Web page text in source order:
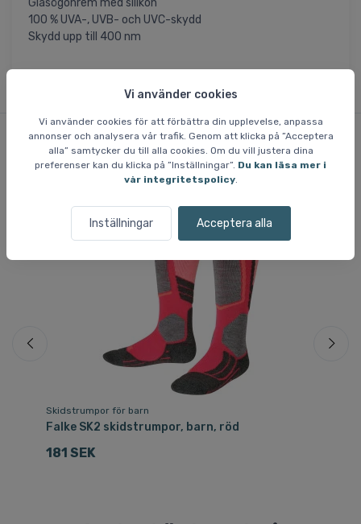
Vi använder cookies
Vi använder cookies för att förbättra din upplevelse, anpassa
annonser och analysera vår trafik. Genom att klicka på ”Acceptera
alla” samtycker du till alla cookies. Om du vill justera dina
preferenser kan du klicka på ”Inställningar”. Du kan läsa mer i
vår integritetspolicy.
Inställningar Acceptera alla
100 % UVA-, UVB- och UVC-skydd
Skydd upp till 400 nm
Liknande varor
Skidstrumpor för barn
Falke SK2 skidstrumpor, barn, röd
181 SEK